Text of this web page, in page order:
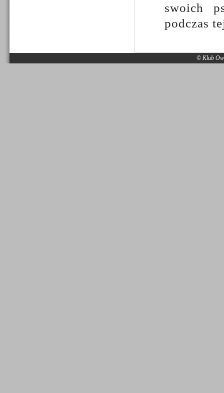
swoich
podczas
© Klub